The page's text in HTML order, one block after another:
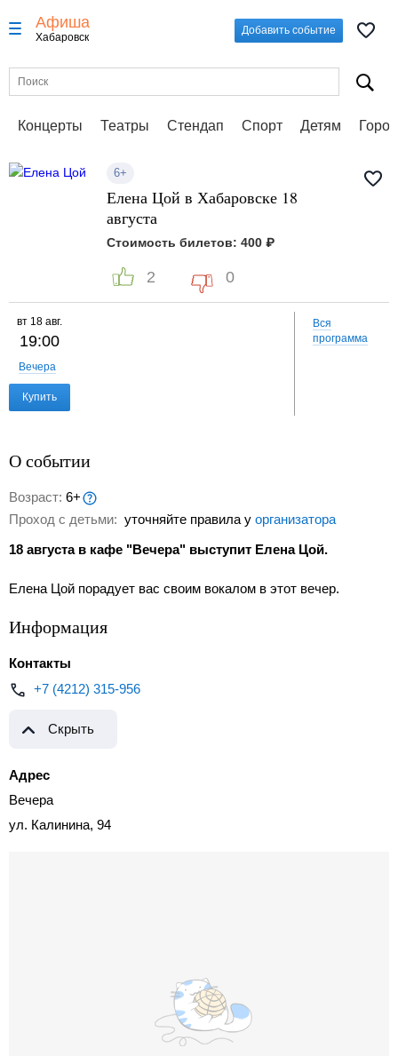
Афиша
Хабаровск
Добавить событие
Концерты Театры Стендап Спорт Детям
6+
Елена Цой в Хабаровске 18
августа
Стоимость билетов: 400 ₽
2 0
вт 18 авг.
19:00
Вечера
Купить
Вся
программа
О событии
Возраст: 6+
Проход с детьми: уточняйте правила у организатора
18 августа в кафе "Вечера" выступит Елена Цой.
Елена Цой порадует вас своим вокалом в этот вечер.
Информация
Контакты
+7 (4212) 315-956
Скрыть
Адрес
Вечера
ул. Калинина, 94